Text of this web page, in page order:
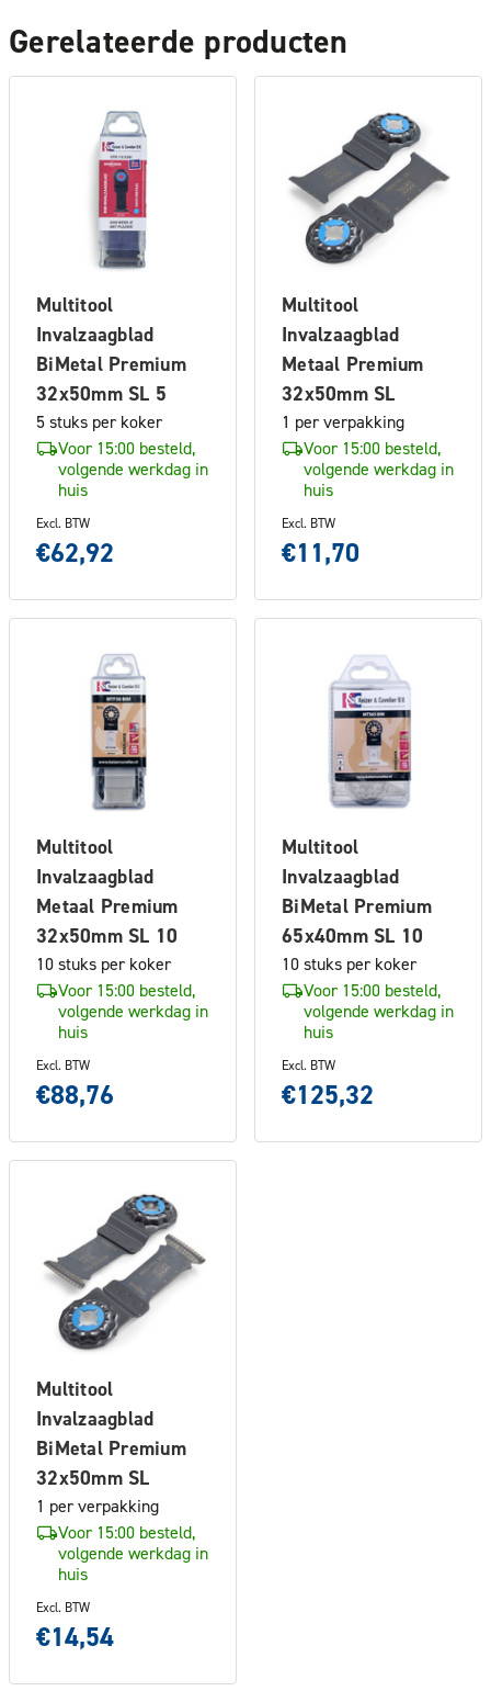
Gerelateerde producten
Multitool
Invalzaagblad
BiMetal Premium
32x50mm SL 5
5 stuks per koker
Voor 15:00 besteld,
volgende werkdag in
huis
Excl. BTW
€62,92
Multitool
Invalzaagblad
Metaal Premium
32x50mm SL
1 per verpakking
Voor 15:00 besteld,
volgende werkdag in
huis
Excl. BTW
€11,70
Multitool
Invalzaagblad
Metaal Premium
32x50mm SL 10
10 stuks per koker
Voor 15:00 besteld,
volgende werkdag in
huis
Excl. BTW
€88,76
Multitool
Invalzaagblad
BiMetal Premium
65x40mm SL 10
10 stuks per koker
Voor 15:00 besteld,
volgende werkdag in
huis
Excl. BTW
€125,32
Multitool
Invalzaagblad
BiMetal Premium
32x50mm SL
1 per verpakking
Voor 15:00 besteld,
volgende werkdag in
huis
Excl. BTW
€14,54